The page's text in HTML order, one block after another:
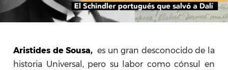
Aristides de Sousa,es un gran desconocido de la
historia Universal, pero su labor como cónsul en